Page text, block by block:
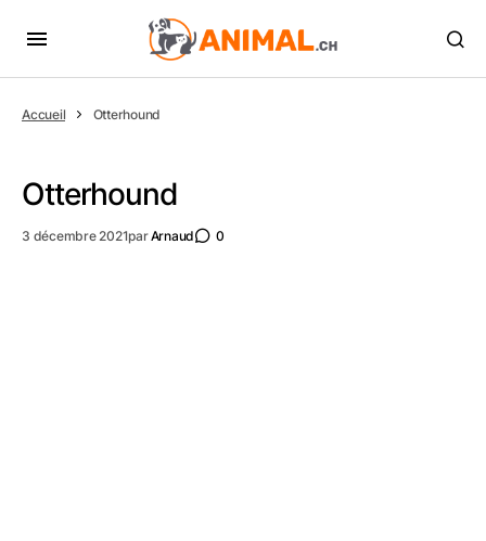
Accueil Otterhound
Otterhound
3 décembre 2021parArnaud 0